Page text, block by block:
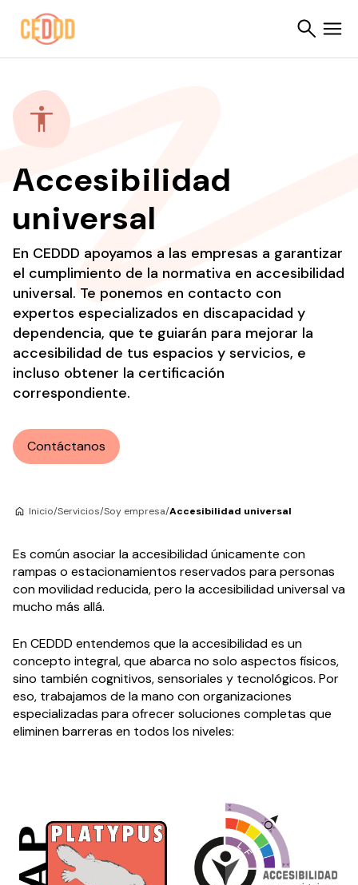
Accesibilidad
universal
En CEDDD apoyamos a las empresas a garantizar
el cumplimiento de la normativa en accesibilidad
universal. Te ponemos en contacto con
expertos especializados en discapacidad y
dependencia, que te guiarán para mejorar la
accesibilidad de tus espacios y servicios, e
incluso obtener la certificación
correspondiente.
Contáctanos
Inicio/Servicios/Soy empresa/Accesibilidad universal
Es común asociar la accesibilidad únicamente con
rampas o estacionamientos reservados para personas
con movilidad reducida, pero la accesibilidad universal va
mucho más allá.
En CEDDD entendemos que la accesibilidad es un
concepto integral, que abarca no solo aspectos físicos,
sino también cognitivos, sensoriales y tecnológicos. Por
eso, trabajamos de la mano con organizaciones
especializadas para ofrecer soluciones completas que
eliminen barreras en todos los niveles: